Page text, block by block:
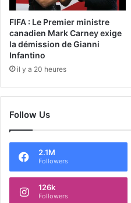
FIFA : Le Premier ministre
canadien Mark Carney exige
la démission de Gianni
Infantino
il y a 20 heures
Follow Us
2.1M
Followers
126k
Followers